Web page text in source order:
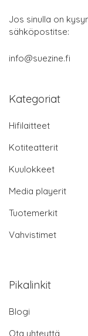
Jos sinulla on
sähköpostitse:
info@suezine.fi
Kategoriat
Hifilaitteet
Kotiteatterit
Kuulokkeet
Media playerit
Tuotemerkit
Vahvistimet
Pikalinkit
Blogi
Ota yhteyttä